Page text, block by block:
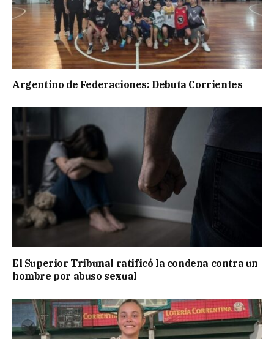
Argentino de Federaciones: Debuta Corrientes
El Superior Tribunal ratificó la condena contra un
hombre por abuso sexual